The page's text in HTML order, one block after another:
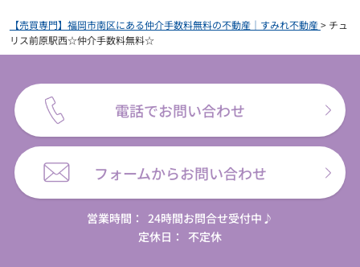
【売買専門】福岡市南区にある仲介手数料無料の不動産｜すみれ不動産> チュ
リス前原駅西☆仲介手数料無料☆
電話でお問い合わせ
フォームからお問い合わせ
営業時間： 24時間お問合せ受付中♪
定休日：
不定休